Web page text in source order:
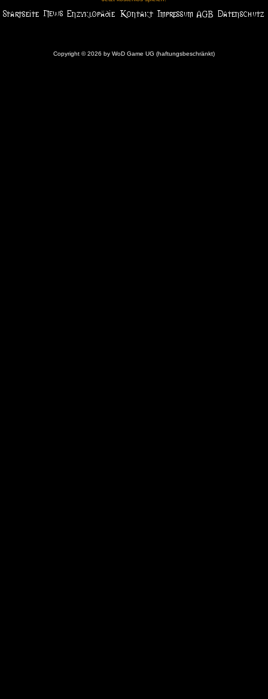
Copyright © 2026 by WoD Game UG (haftungsbeschränkt)